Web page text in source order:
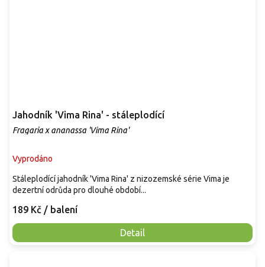
Jahodník 'Vima Rina' - stáleplodící
Fragaria x ananassa 'Vima Rina'
Vyprodáno
189 Kč / balení
Detail
Stáleplodící jahodník 'Vima Rina' z nizozemské série Vima je
dezertní odrůda pro dlouhé období...